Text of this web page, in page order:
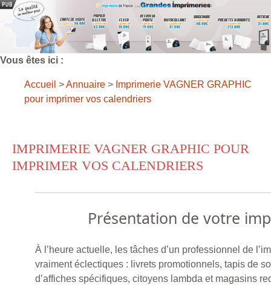
Vous êtes ici :
Accueil >Annuaire > Imprimerie VAGNER GRAPHIC
pour imprimer vos calendriers
IMPRIMERIE VAGNER GRAPHIC POUR
IMPRIMER VOS CALENDRIERS
Présentation de votre
À l’heure actuelle, les tâches d’un professionnel de
vraiment éclectiques : livrets promotionnels, tapis de
d’affiches spécifiques, citoyens lambda et magasins